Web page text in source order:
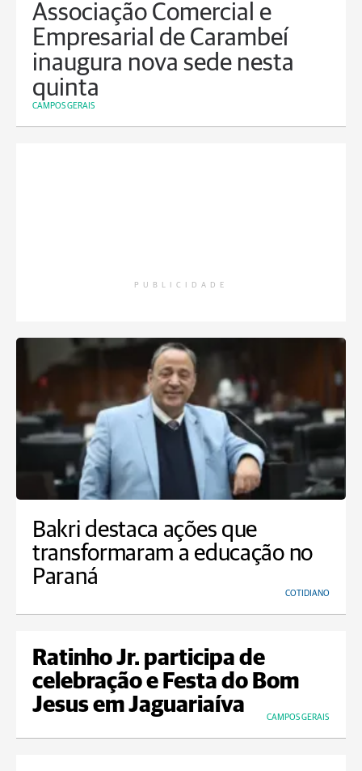
Associação Comercial e
Empresarial de Carambeí
inaugura nova sede nesta
quinta
CAMPOS GERAIS
PUBLICIDADE
Bakri destaca ações que
transformaram a educação no
Paraná
COTIDIANO
Ratinho Jr. participa de
celebração e Festa do Bom
Jesus em Jaguariaíva
CAMPOS GERAIS